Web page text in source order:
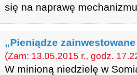
się na naprawę
„Pieniądze
(Zam: 13.05.2015 r., godz.
W minioną niedzielę w